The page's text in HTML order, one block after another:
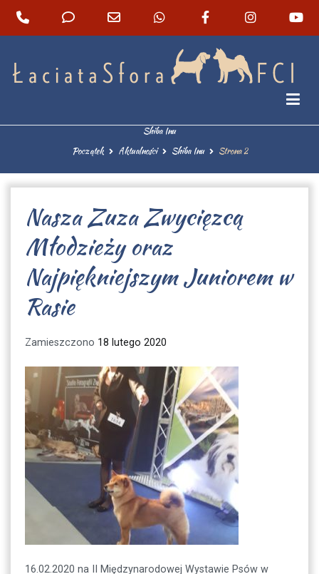
Shiba Inu
Początek
Aktualności Shiba Inu Strona 2
Nasza Zuza Zwycięzcą
Młodzieży oraz
Najpiękniejszym Juniorem w
Rasie
Zamieszczono 18 lutego 2020
16.02.2020 na II Międzynarodowej Wystawie Psów w